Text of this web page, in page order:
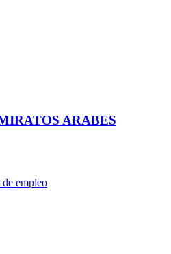
ARABES
empleo